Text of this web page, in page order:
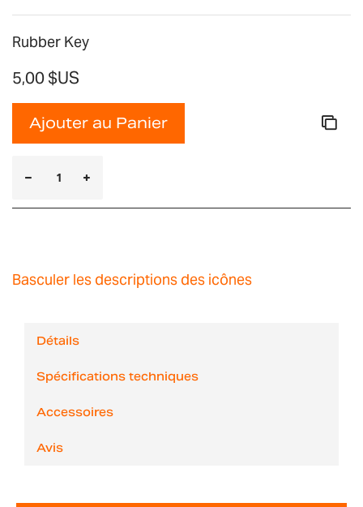
Rubber Key
5,00 $US
Ajouter au Panier
Basculer les descriptions des icônes
Détails
Spécifications techniques
Accessoires
Avis